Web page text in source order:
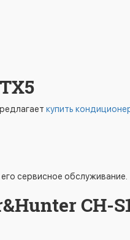
купить
сервисное обслуживание.
CH-